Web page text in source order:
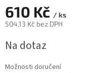
610 Kč / ks
504,13 Kč bez DPH
cena:
Na dotaz
Možnosti doručení